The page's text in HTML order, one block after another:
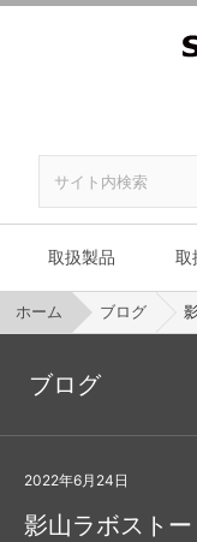
取扱製品 取
ホーム ブログ
ブログ
影山ラボスト
2022年6月24日